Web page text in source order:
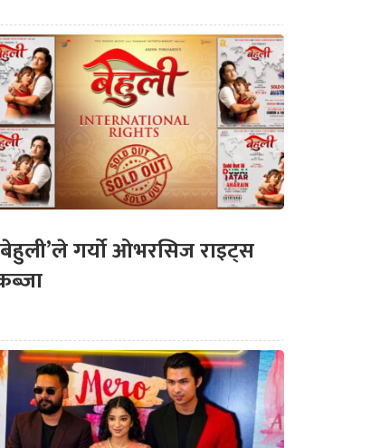
गर्यो ओभरसिज राइट्स